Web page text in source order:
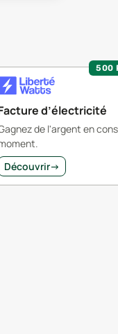
500
d’électricité
de l'argent en
Découvrir→